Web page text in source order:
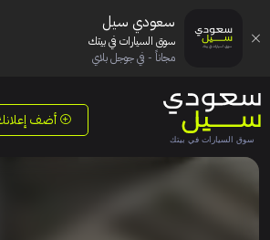
أضف
سعودي سيل
سوق السيارات في بيتك
مجاناً - في جوجل بلاي